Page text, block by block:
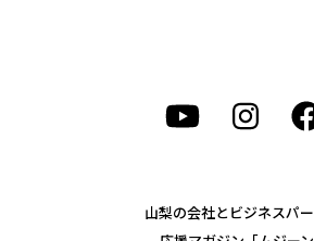
山梨の会社とビジネスパ